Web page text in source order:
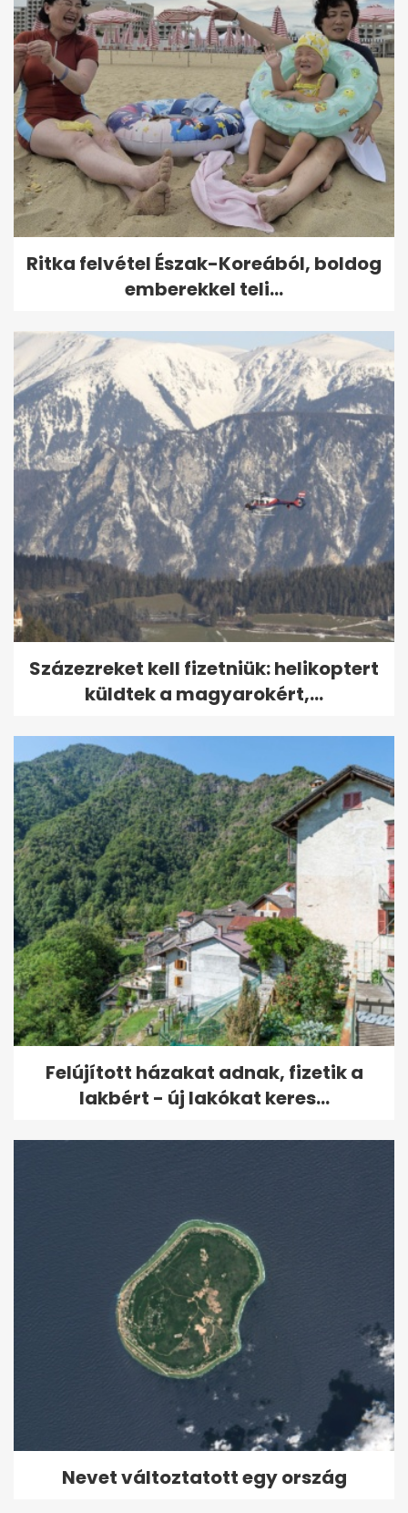
Ritka felvétel Észak-Koreából, boldog
emberekkel teli...
Százezreket kell fizetniük: helikoptert
küldtek a magyarokért,...
Felújított házakat adnak, fizetik a
lakbért - új lakókat keres...
Nevet változtatott egy ország